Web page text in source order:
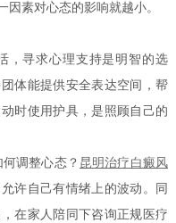
素对心态的影响就越小。
寻求心理支持是明智的选
体能提供安全表达空间，帮
时使用护具，是照顾自己的
调整心态？ 昆明治疗白癜风
许自己有情绪上的波动。同
在家人陪同下咨询正规医疗